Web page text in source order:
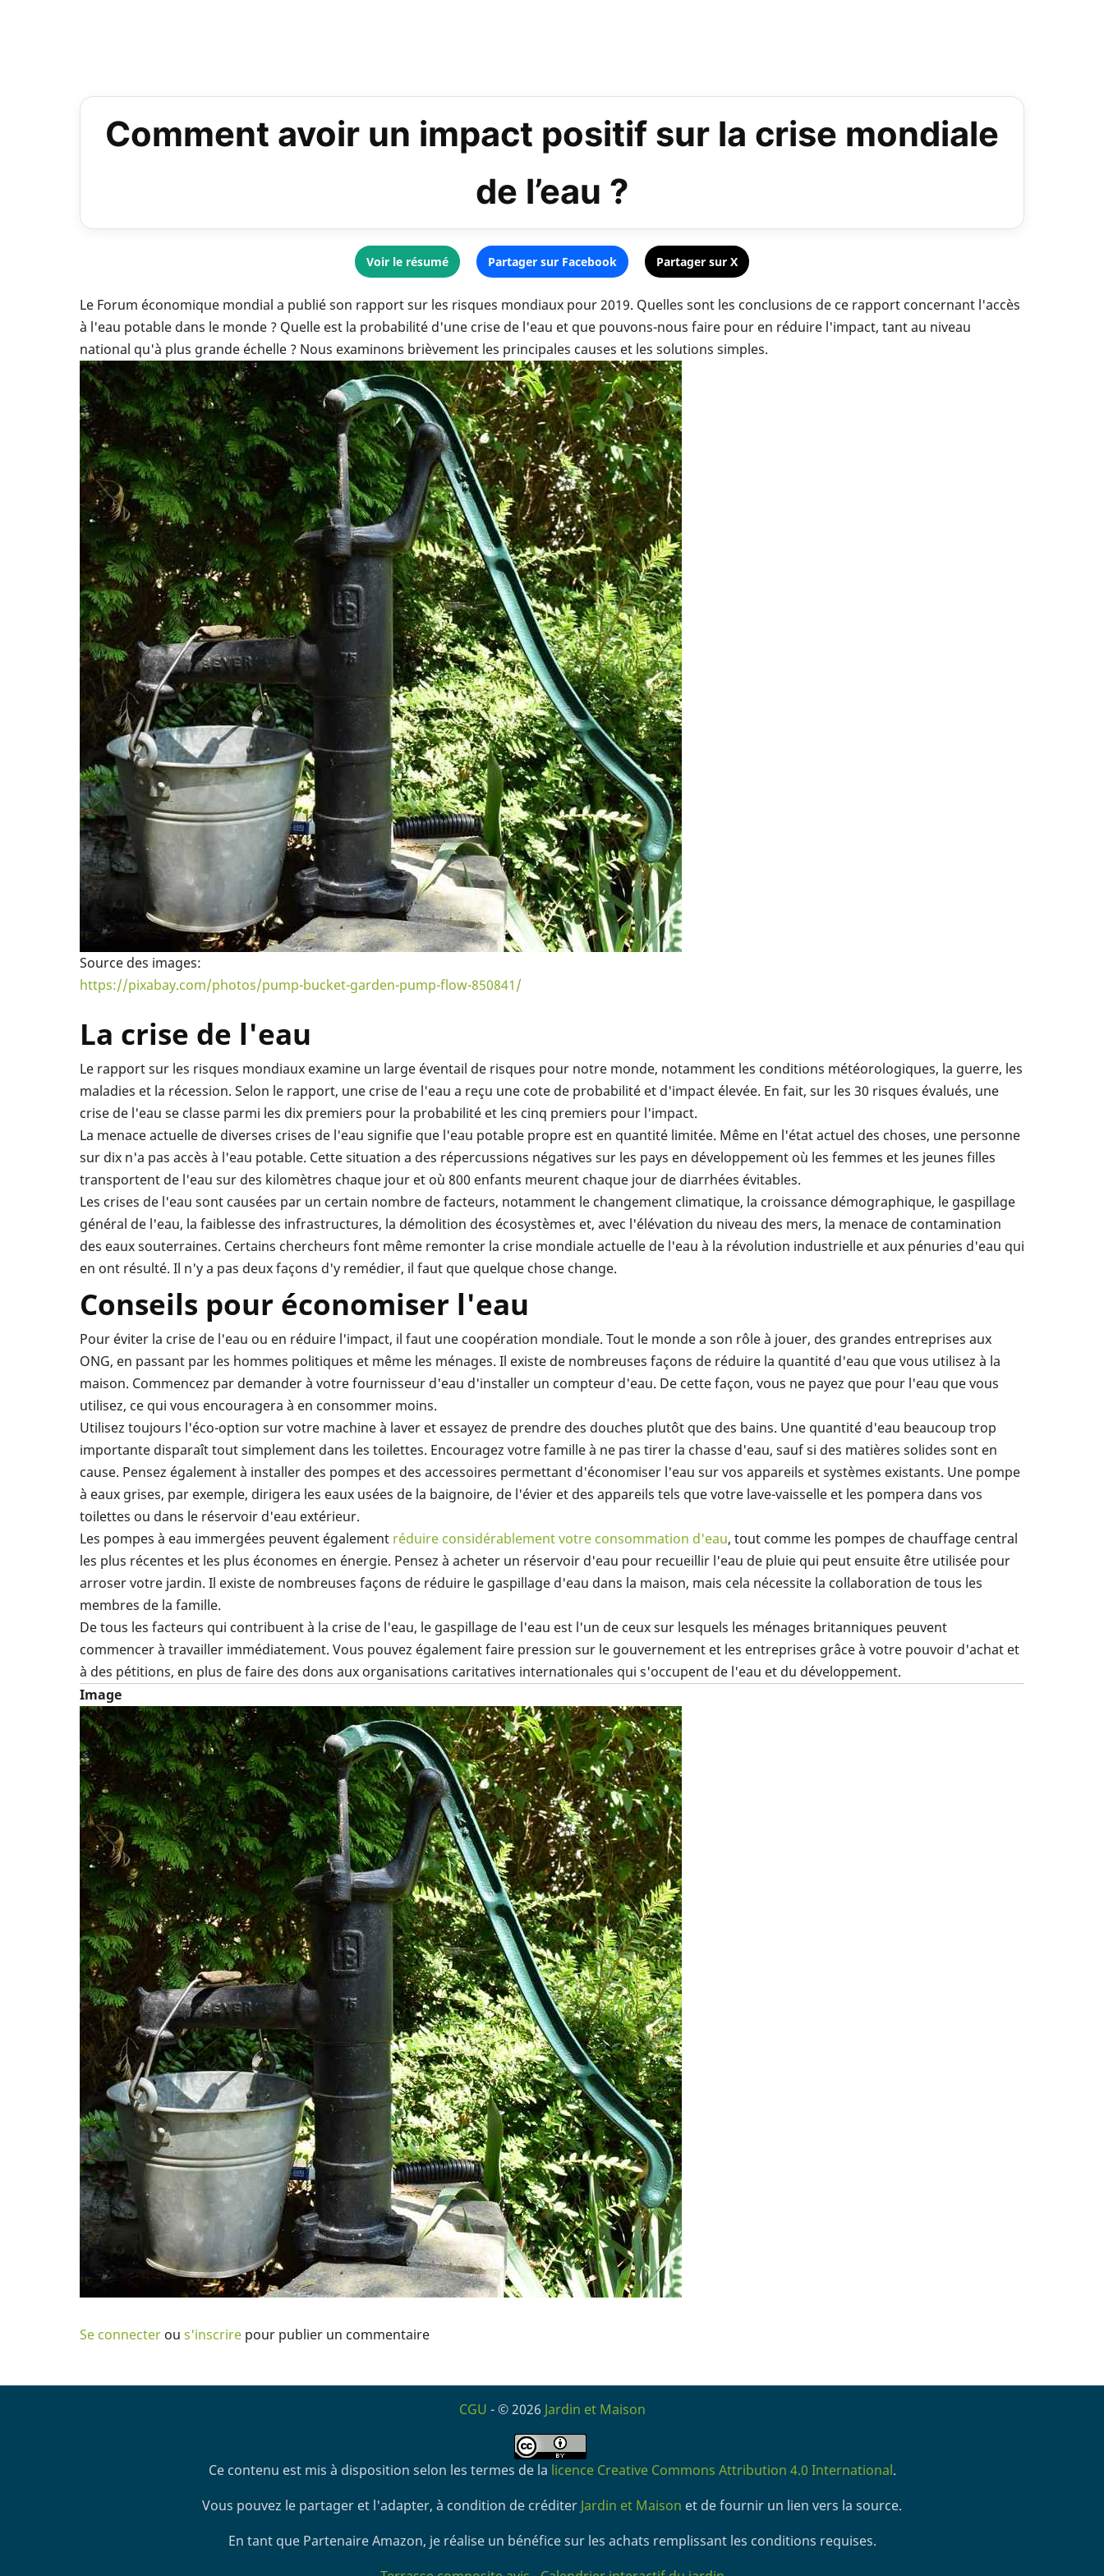
Comment avoir un impact positif sur la crise mondiale
de l’eau ?
Voir le résumé Partager sur Facebook Partager sur X
Le Forum économique mondial a publié son rapport sur les risques mondiaux pour 2019. Quelles sont les conclusions de ce rapport concernant l'accès
à l'eau potable dans le monde ? Quelle est la probabilité d'une crise de l'eau et que pouvons-nous faire pour en réduire l'impact, tant au niveau
national qu'à plus grande échelle ? Nous examinons brièvement les principales causes et les solutions simples.
Source des images:
https://pixabay.com/photos/pump-bucket-garden-pump-flow-850841/
La crise de l'eau
Le rapport sur les risques mondiaux examine un large éventail de risques pour notre monde, notamment les conditions météorologiques, la guerre, les
maladies et la récession. Selon le rapport, une crise de l'eau a reçu une cote de probabilité et d'impact élevée. En fait, sur les 30 risques évalués, une
crise de l'eau se classe parmi les dix premiers pour la probabilité et les cinq premiers pour l'impact.
La menace actuelle de diverses crises de l'eau signifie que l'eau potable propre est en quantité limitée. Même en l'état actuel des choses, une personne
sur dix n'a pas accès à l'eau potable. Cette situation a des répercussions négatives sur les pays en développement où les femmes et les jeunes filles
transportent de l'eau sur des kilomètres chaque jour et où 800 enfants meurent chaque jour de diarrhées évitables.
Les crises de l'eau sont causées par un certain nombre de facteurs, notamment le changement climatique, la croissance démographique, le gaspillage
général de l'eau, la faiblesse des infrastructures, la démolition des écosystèmes et, avec l'élévation du niveau des mers, la menace de contamination
des eaux souterraines. Certains chercheurs font même remonter la crise mondiale actuelle de l'eau à la révolution industrielle et aux pénuries d'eau qui
en ont résulté. Il n'y a pas deux façons d'y remédier, il faut que quelque chose change.
Conseils pour économiser l'eau
Pour éviter la crise de l'eau ou en réduire l'impact, il faut une coopération mondiale. Tout le monde a son rôle à jouer, des grandes entreprises aux
ONG, en passant par les hommes politiques et même les ménages. Il existe de nombreuses façons de réduire la quantité d'eau que vous utilisez à la
maison. Commencez par demander à votre fournisseur d'eau d'installer un compteur d'eau. De cette façon, vous ne payez que pour l'eau que vous
utilisez, ce qui vous encouragera à en consommer moins.
Utilisez toujours l'éco-option sur votre machine à laver et essayez de prendre des douches plutôt que des bains. Une quantité d'eau beaucoup trop
importante disparaît tout simplement dans les toilettes. Encouragez votre famille à ne pas tirer la chasse d'eau, sauf si des matières solides sont en
cause. Pensez également à installer des pompes et des accessoires permettant d'économiser l'eau sur vos appareils et systèmes existants. Une pompe
à eaux grises, par exemple, dirigera les eaux usées de la baignoire, de l'évier et des appareils tels que votre lave-vaisselle et les pompera dans vos
toilettes ou dans le réservoir d'eau extérieur.
Les pompes à eau immergées peuvent également réduire considérablement votre consommation d'eau, tout comme les pompes de chauffage central
les plus récentes et les plus économes en énergie. Pensez à acheter un réservoir d'eau pour recueillir l'eau de pluie qui peut ensuite être utilisée pour
arroser votre jardin. Il existe de nombreuses façons de réduire le gaspillage d'eau dans la maison, mais cela nécessite la collaboration de tous les
membres de la famille.
De tous les facteurs qui contribuent à la crise de l'eau, le gaspillage de l'eau est l'un de ceux sur lesquels les ménages britanniques peuvent
commencer à travailler immédiatement. Vous pouvez également faire pression sur le gouvernement et les entreprises grâce à votre pouvoir d'achat et
à des pétitions, en plus de faire des dons aux organisations caritatives internationales qui s'occupent de l'eau et du développement.
Image
Se connecter ou s'inscrire pour publier un commentaire
CGU - © 2026 Jardin et Maison
Ce contenu est mis à disposition selon les termes de la licence Creative Commons Attribution 4.0 International.
Vous pouvez le partager et l'adapter, à condition de créditer Jardin et Maison et de fournir un lien vers la source.
En tant que Partenaire Amazon, je réalise un bénéfice sur les achats remplissant les conditions requises.